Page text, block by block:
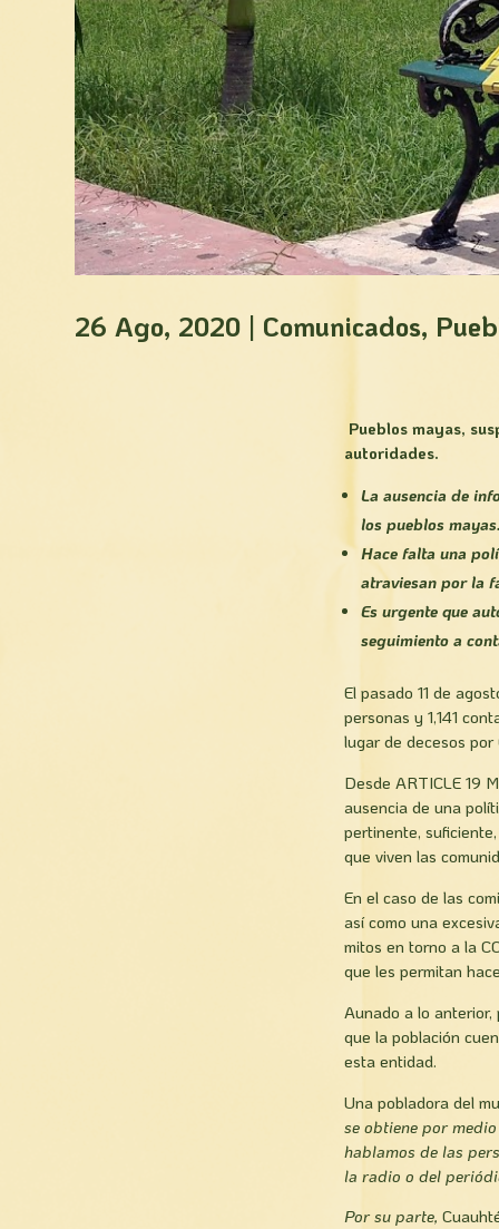
26 Ago, 2020 | Comunicados,
Pueblos mayas,
autoridades.
La ausencia de
los pueblos
Hace falta una
atraviesan por la
Es urgente que
seguimiento a
El pasado 11 de
personas y 1,141
lugar de decesos por
Desde ARTICLE 19
ausencia de una
pertinente,
que viven las
En el caso de las
así como una
mitos en torno a la
que les permitan
Aunado a lo
que la población
esta entidad.
Una pobladora del
se obtiene por
hablamos de las
la radio o del
Por su parte,